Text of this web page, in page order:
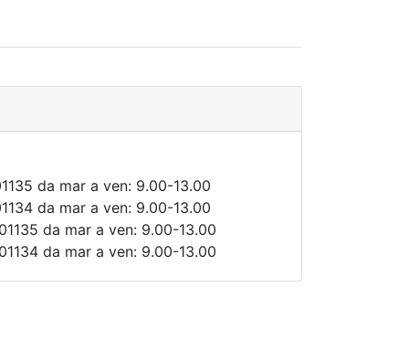
da mar a ven: 9.00-13.00
da mar a ven: 9.00-13.00
da mar a ven: 9.00-13.00
da mar a ven: 9.00-13.00